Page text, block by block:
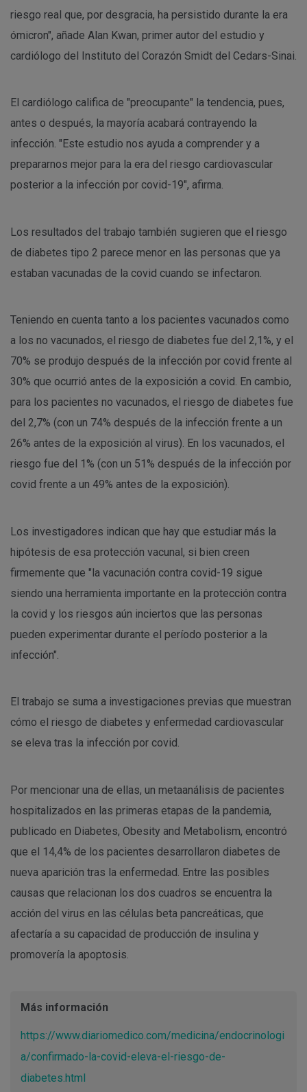
riesgo real que, por desgracia, ha persistido durante la era
ómicron", añade Alan Kwan, primer autor del estudio y
cardiólogo del Instituto del Corazón Smidt del Cedars-Sinai.
El cardiólogo califica de "preocupante" la tendencia, pues,
antes o después, la mayoría acabará contrayendo la
infección. "Este estudio nos ayuda a comprender y a
prepararnos mejor para la era del riesgo cardiovascular
posterior a la infección por covid-19", afirma.
Los resultados del trabajo también sugieren que el riesgo
de diabetes tipo 2 parece menor en las personas que ya
estaban vacunadas de la covid cuando se infectaron.
Teniendo en cuenta tanto a los pacientes vacunados como
a los no vacunados, el riesgo de diabetes fue del 2,1%, y el
70% se produjo después de la infección por covid frente al
30% que ocurrió antes de la exposición a covid. En cambio,
para los pacientes no vacunados, el riesgo de diabetes fue
del 2,7% (con un 74% después de la infección frente a un
26% antes de la exposición al virus). En los vacunados, el
riesgo fue del 1% (con un 51% después de la infección por
covid frente a un 49% antes de la exposición).
Los investigadores indican que hay que estudiar más la
hipótesis de esa protección vacunal, si bien creen
firmemente que "la vacunación contra covid-19 sigue
siendo una herramienta importante en la protección contra
la covid y los riesgos aún inciertos que las personas
pueden experimentar durante el período posterior a la
infección".
El trabajo se suma a investigaciones previas que muestran
cómo el riesgo de diabetes y enfermedad cardiovascular
se eleva tras la infección por covid.
Por mencionar una de ellas, un metaanálisis de pacientes
hospitalizados en las primeras etapas de la pandemia,
publicado en Diabetes, Obesity and Metabolism, encontró
que el 14,4% de los pacientes desarrollaron diabetes de
nueva aparición tras la enfermedad. Entre las posibles
causas que relacionan los dos cuadros se encuentra la
acción del virus en las células beta pancreáticas, que
afectaría a su capacidad de producción de insulina y
promovería la apoptosis.
Más información
https://www.diariomedico.com/medicina/endocrinologi
a/confirmado-la-covid-eleva-el-riesgo-de-
diabetes.html